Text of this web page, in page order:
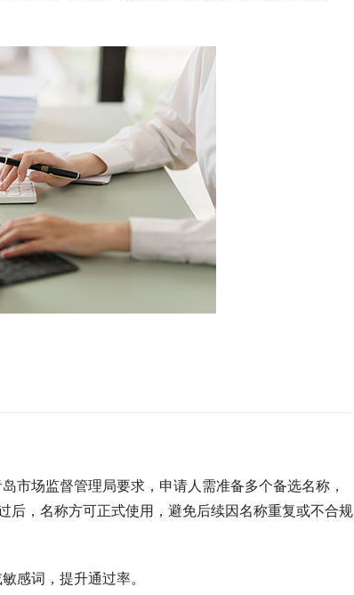
市场监督管理局要求，申请人需准备多个备选名称，
后，名称方可正式使用，避免后续因名称重复或不合规
感词，提升通过率。